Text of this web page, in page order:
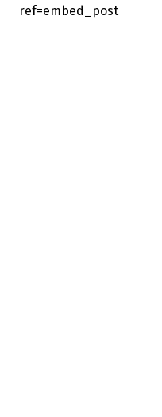
ref=embed_post